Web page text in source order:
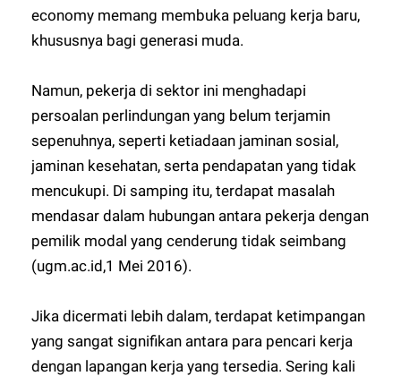
economy memang membuka peluang kerja baru,
khususnya bagi generasi muda.
Namun, pekerja di sektor ini menghadapi
persoalan perlindungan yang belum terjamin
sepenuhnya, seperti ketiadaan jaminan sosial,
jaminan kesehatan, serta pendapatan yang tidak
mencukupi. Di samping itu, terdapat masalah
mendasar dalam hubungan antara pekerja dengan
pemilik modal yang cenderung tidak seimbang
(ugm.ac.id,1 Mei 2016).
Jika dicermati lebih dalam, terdapat ketimpangan
yang sangat signifikan antara para pencari kerja
dengan lapangan kerja yang tersedia. Sering kali